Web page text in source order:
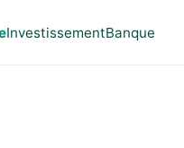
InvestissementBanque